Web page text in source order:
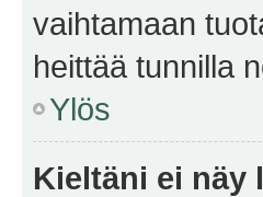
vaihtamaan
heittää tunnilla
Ylös
Kieltäni ei näy